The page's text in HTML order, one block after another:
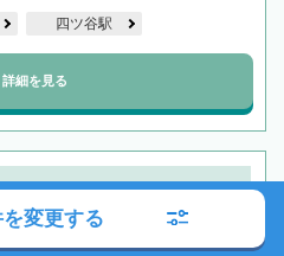
四ツ谷駅
詳細を見る
上場株式の相続で損をしたく
変更する